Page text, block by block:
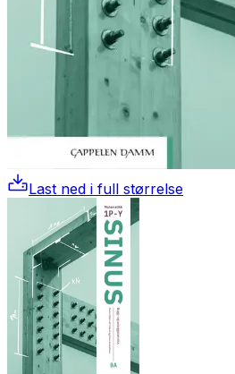
Last ned i full størrelse